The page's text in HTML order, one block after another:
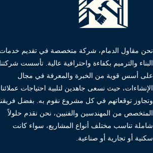
نحن مقاول الدمام، شركة متخصصة في تقديم خدمات
البناء والترميم بكفاءة واحترافية عالية. تأسست شركتنا
على أسس قوية من الخبرة والمعرفة في مجال
الإنشاءات، حيث نسعى جاهدين لتلبية احتياجات عملائنا
وتجاوز توقعاتهم في كل مشروع نقوم به. بفضل
المتخصص من المهندسين والفنيين، نحن نقدم حلولاً
شاملة تناسب مختلف أنواع المشاريع، سواء كانت
سكنية أو تجارية أو صناعية.